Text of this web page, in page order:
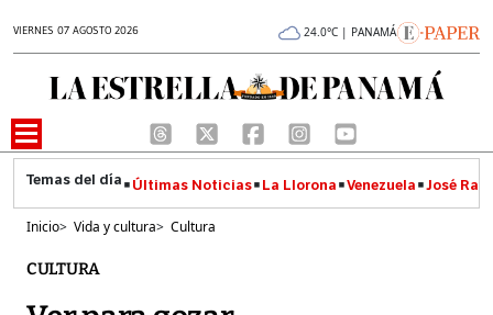
VIERNES 07 AGOSTO 2026 24.0°C | PANAMÁ
Últimas Noticias La Llorona Venezuela José
Inicio> Vida y cultura> Cultura
CULTURA